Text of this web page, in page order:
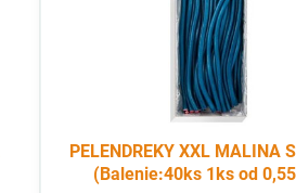
PELENDREKY XXL MALINA
(Balenie:40ks 1ks od